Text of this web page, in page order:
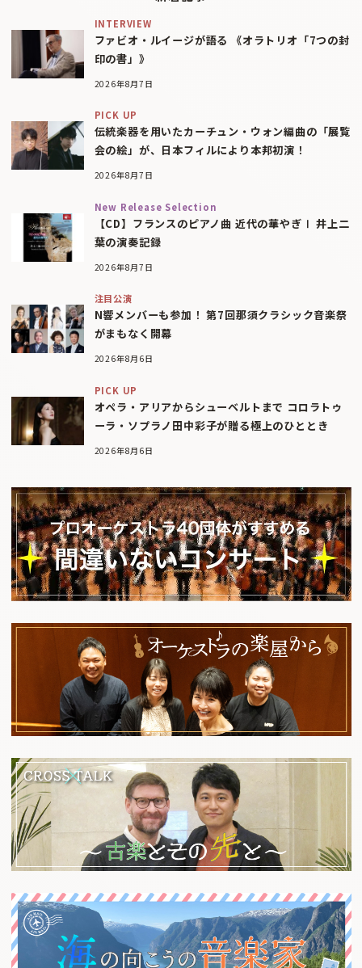
INTERVIEW
ファビオ・ルイージが語る 《オラトリオ「7つの封
印の書」》
2026年8月7日
PICK UP
伝統楽器を用いたカーチュン・ウォン編曲の「展覧
会の絵」が、日本フィルにより本邦初演！
2026年8月7日
New Release Selection
【CD】フランスのピアノ曲 近代の華やぎⅠ 井上二
葉の演奏記録
2026年8月7日
注目公演
N響メンバーも参加！ 第7回那須クラシック音楽祭
がまもなく開幕
2026年8月6日
PICK UP
オペラ・アリアからシューベルトまで コロラトゥ
ーラ・ソプラノ田中彩子が贈る極上のひととき
2026年8月6日